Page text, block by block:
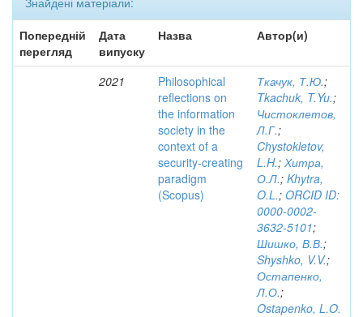
Попередній
перегляд
Дата
випуску
Назва Автор(и)
2021
Philosophical
reflections on
the information
society in the
context of a
security-creating
paradigm
(Scopus)
Ткачук, Т.Ю.;
Tkachuk, T.Yu.;
Чистоклетов,
Л.Г.;
Chystokletov,
L.H.; Хитра,
О.Л.; Khytra,
O.L.; ORCID ID:
0000-0002-
3632-5101;
Шишко, В.В.;
Shyshko, V.V.;
Остапенко,
Л.О.;
Ostapenko, L.O.